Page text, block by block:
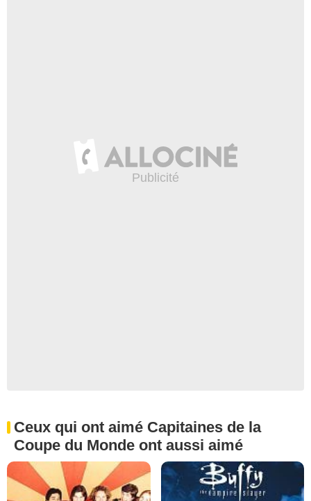
Ceux qui ont aimé Capitaines de la
Coupe du Monde ont aussi aimé